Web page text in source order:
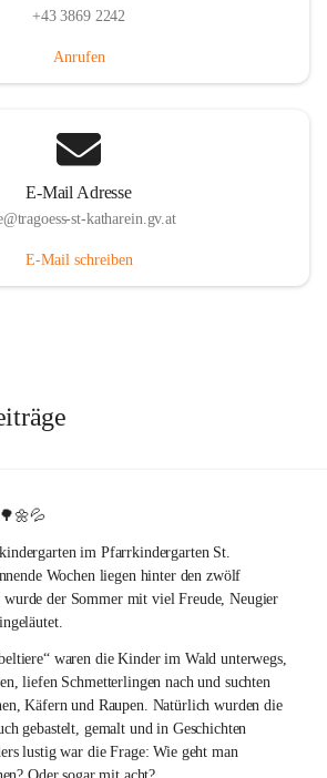
+43 3869 2242
Anrufen
E-Mail Adresse
st-katharein.gv.at
E-Mail schreiben
im Pfarrkindergarten St.
Wochen liegen hinter den zwölf
wurde der Sommer mit viel Freude, Neugier
waren die Kinder im Wald unterwegs,
liefen Schmetterlingen nach und suchten
Käfern und Raupen. Natürlich wurden die
gebastelt, gemalt und in Geschichten
lustig war die Frage: Wie geht man